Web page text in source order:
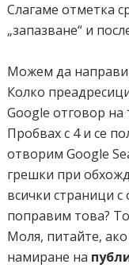
Слагаме отметка
„запазване“ и
Можем да
Колко
Google отговор
Пробвах с 4 и се
отворим Google
грешки при
всички страници с
поправим това?
Моля, питайте,
намиране на